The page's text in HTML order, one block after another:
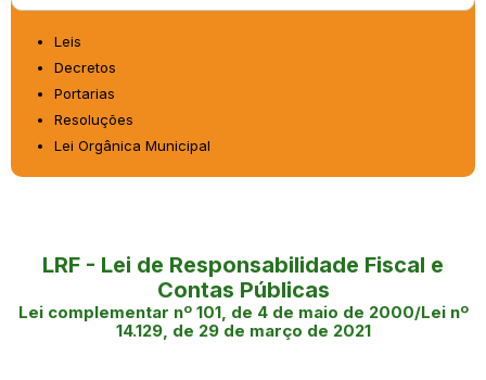
Leis
Decretos
Portarias
Resoluções
Lei Orgânica Municipal
LRF - Lei de Responsabilidade Fiscal e
Contas Públicas
Lei complementar nº 101, de 4 de maio de 2000/Lei nº
14.129, de 29 de março de 2021